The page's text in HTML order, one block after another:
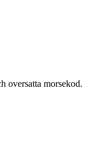
oversatta morsekod.